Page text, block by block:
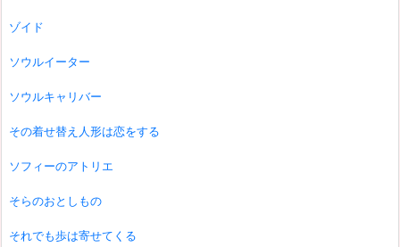
ゾイド
ソウルイーター
ソウルキャリバー
その着せ替え人形は恋をする
ソフィーのアトリエ
そらのおとしもの
それでも歩は寄せてくる